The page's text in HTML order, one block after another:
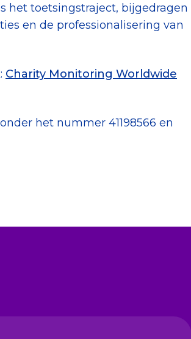
het toetsingstraject, bijgedragen
en de professionalisering van
Charity Monitoring Worldwide
het nummer 41198566 en